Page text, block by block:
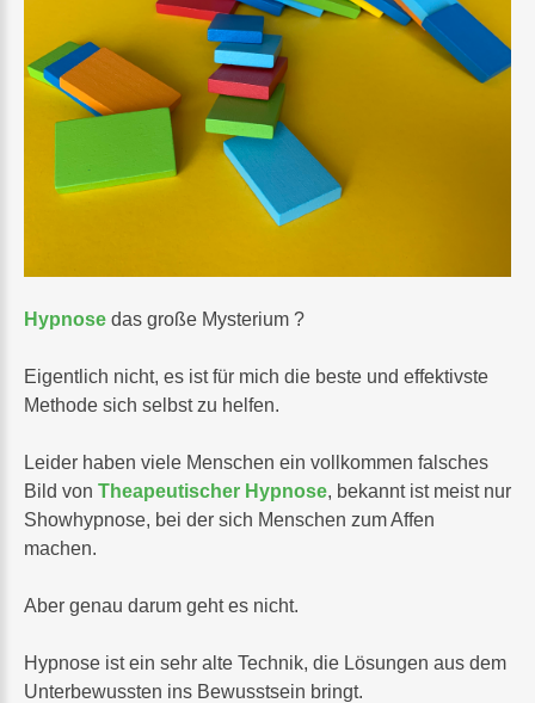
Hypnose das große Mysterium ?
Eigentlich nicht, es ist für mich die beste und effektivste
Methode sich selbst zu helfen.
Leider haben viele Menschen ein vollkommen falsches
Bild von Theapeutischer Hypnose, bekannt ist meist nur
Showhypnose, bei der sich Menschen zum Affen
machen.
Aber genau darum geht es nicht.
Hypnose ist ein sehr alte Technik, die Lösungen aus dem
Unterbewussten ins Bewusstsein bringt.